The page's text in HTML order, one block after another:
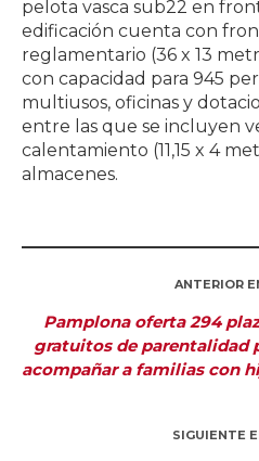
pelota vasca sub22 en
edificación cuenta con
reglamentario (36 x 13
con capacidad para 945
multiusos, oficinas y
entre las que se incluyen
calentamiento (11,15 x 4
almacenes.
ANTERIOR
Pamplona oferta 294
gratuitos de parentalidad
acompañar a familias con
SIGUIENTE